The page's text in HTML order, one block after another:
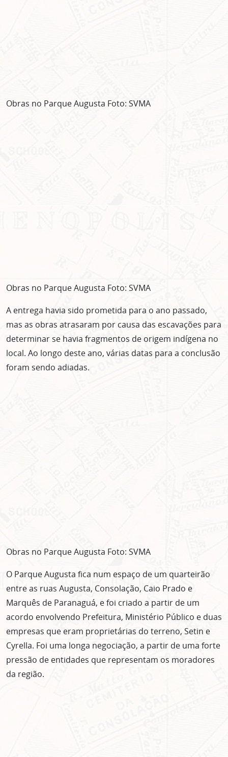
Obras no Parque Augusta Foto: SVMA
Obras no Parque Augusta Foto: SVMA
A entrega havia sido prometida para o ano passado,
mas as obras atrasaram por causa das escavações para
determinar se havia fragmentos de origem indígena no
local. Ao longo deste ano, várias datas para a conclusão
foram sendo adiadas.
Obras no Parque Augusta Foto: SVMA
O Parque Augusta fica num espaço de um quarteirão
entre as ruas Augusta, Consolação, Caio Prado e
Marquês de Paranaguá, e foi criado a partir de um
acordo envolvendo Prefeitura, Ministério Público e duas
empresas que eram proprietárias do terreno, Setin e
Cyrella. Foi uma longa negociação, a partir de uma forte
pressão de entidades que representam os moradores
da região.